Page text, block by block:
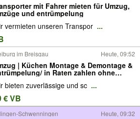
mit Fahrer mieten für Umzug,
und entrümpelung
vermieten unseren Transpor ...
im Breisgau Heute, 09:52
| Küchen Montage & Demontage &
in Raten zahlen ohne
bieten zuverlässige und sc ...
€ VB
Schwenningen Heute, 09:32